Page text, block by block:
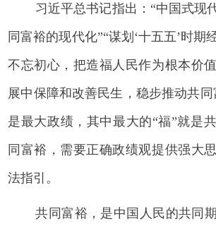
习近平总书记指出：“中国式现
同富裕的现代化”“谋划‘十五五’时期
不忘初心，把造福人民作为根本价
展中保障和改善民生，稳步推动共
是最大政绩，其中最大的“福”就是
同富裕，需要正确政绩观提供强大
法指引。
共同富裕，是中国人民的共同